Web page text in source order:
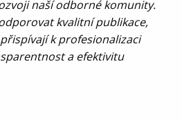
naší odborné komunity.
kvalitní publikace,
k profesionalizaci
a efektivitu